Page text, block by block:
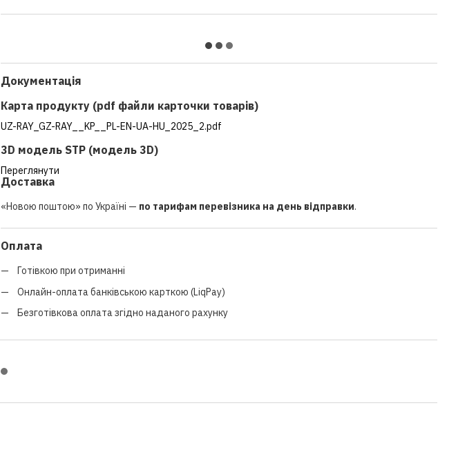
Документація
Карта продукту (pdf файли карточки товарів)
UZ-RAY_GZ-RAY__KP__PL-EN-UA-HU_2025_2.pdf
3D модель STP (модель 3D)
Переглянути
Доставка
«Новою поштою» по Україні — по тарифам перевізника на день відправки.
Оплата
Готівкою при отриманні
Онлайн-оплата банківською карткою (LiqPay)
Безготівкова оплата згідно наданого рахунку